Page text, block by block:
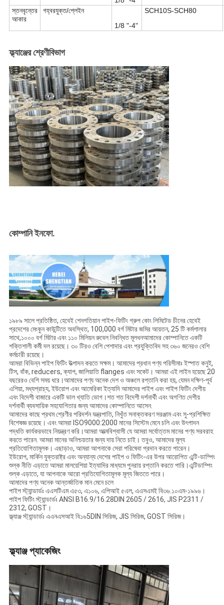
স্তনবৃন্তের
আকার
গহ্বরযুক্ত/প্লেইন
1/8 "-4"
SCH10S-SCH80
ফ্ল্যাঞ্জের শ্রেণীবিভাগ
কোম্পানি ইনফো.
১৯৮৯ সালে প্রতিষ্ঠিত, হেবেই শেনগতিয়ান পাইপ-ফিটিং গ্রুপ কোং লিমিটেড চীনের হেবেই
প্রদেশের মেংকুন কাউন্টিতে অবস্থিত, 100,000 বর্গ মিটার জমির আয়তন, 25 টি কর্মশালার
সাথে,১০০০ বর্গ মিটার এবং ১১০ মিলিয়ন রুবেল নিবন্ধিত মূলধনআমাদের কোম্পানিতে একটি
শক্তিশালী কর্মী দল রয়েছে। ৩০ টিরও বেশি পেশাদার এবং প্রযুক্তিবিদ সহ ৩৬০ জনেরও বেশি
কর্মচারী রয়েছে।
আমরা বিভিন্ন পাইপ ফিটিং উত্পাদন করতে সক্ষম। আমাদের প্রধান পণ্য পরিসীমাঃ ইস্পাত কনুই,
টিস, বাঁক, reducers, ক্যাপ, জালিয়াতি flanges এবং সকেট। আমরা এই লাইন হয়েছে 20
বছরেরও বেশি সময় ধরে।আমাদের পণ্য অনেক দেশ ও অঞ্চলে রপ্তানি করা হয়, যেমন দক্ষিণ-পূর্ব
এশিয়া, মধ্যপ্রাচ্য, ইউরোপ এবং আমেরিকা ইত্যাদি আমাদের পাইপ এবং পাইপ ফিটিং দেশীয়
এবং বিদেশী বাজারে একটি ভাল খ্যাতি ভোগ।শত শত বিদেশী দর্শনার্থী এবং অগণিত দেশীয়
দর্শনার্থী ব্যবসায়িক সহযোগিতার জন্য আমাদের কোম্পানিতে আসেন.
আমাদের কাছে প্রথম শ্রেণীর পরিদর্শন যন্ত্রপাতি, নিখুঁত সনাক্তকরণ সরঞ্জাম এবং সু-প্রশিক্ষিত
বিশেষজ্ঞ রয়েছে। এবং আমরা ISO9000:2000 মানের সিস্টেম মেনে চলি এবং উৎপাদন
পদ্ধতি কার্যকরভাবে নিয়ন্ত্রণ করি।আমরা আত্মবিশ্বাসী যে আমরা সর্বোত্তম মানের পণ্য সরবরাহ
করতে পারেন. আমরা মানের অনিশ্চয়তার জন্য দায় নিতে চাই। তবুও, আমাদের মূল্য
প্রতিযোগিতামূলক। এছাড়াও, আমরা আপনাকে সেরা পরিষেবা প্রদান করতে পারেন।
ইউরোপ, মার্কিন যুক্তরাষ্ট্র এবং অন্যান্য দেশের পাইপ ও ফিটিং-এর উপর আরোপিত এন্টি-ডাম্পিং
শুল্ক নীতি এড়াতে আমরা মালয়েশিয়া ইত্যাদির মাধ্যমে পুনরায় রপ্তানি করতে পারি।এন্টিডাম্পিং
শুল্ক এড়াতে, যা আপনাকে আরো প্রতিযোগিতামূলক মূল্য জিততে পারে।
আমাদের পণ্য অনেক আন্তর্জাতিক মান মেনে চলে
পাইপ স্ট্যান্ডার্ডঃ এএসটিএম এ৫৩, এ১০৬, এপিআই ৫এল, এএসএমই বি৩৬.১০এম-১৯৯৬।
পাইপ ফিটিং স্ট্যান্ডার্ডঃ ANSI B16.9/16.28DIN 2605 / 2616, JIS P2311 /
2312, GOST।
ফ্ল্যাঞ্জ স্ট্যান্ডার্ডঃ এএনএসআই বি১৬5DIN সিরিজ, JIS সিরিজ, GOST সিরিজ।
ফ্ল্যাঞ্জ প্যাকেজিং